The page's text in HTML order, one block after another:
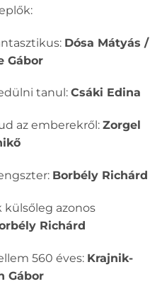
Dósa Mátyás /
Gábor
tanul: Csáki Edina
az emberekről: Zorgel
Borbély Richárd
külsőleg azonos
Richárd
560 éves: Krajnik-
Gábor